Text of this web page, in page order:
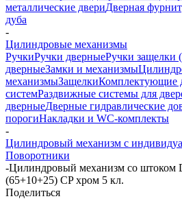
металлические двериДверная
дуба
-
Цилиндровые механизмы
РучкиРучки дверныеРучки защелки
дверныеЗамки и механизмы
механизмыЗащелкиКомплектующие
системРаздвижные системы для
дверныеДверные гидравлические
порогиНакладки и WC-комплекты
-
Цилиндровый механизм с
Поворотники
-Цилиндровый механизм со штоком
(65+10+25) CP хром 5 кл.
Поделиться